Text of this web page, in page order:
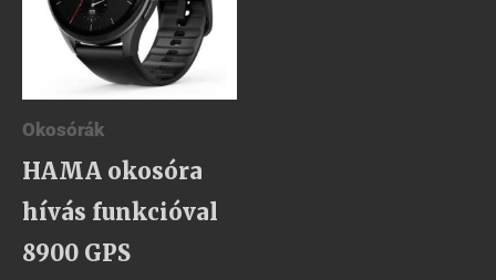
Okosórák
HAMA okosóra
hívás funkcióval
8900 GPS